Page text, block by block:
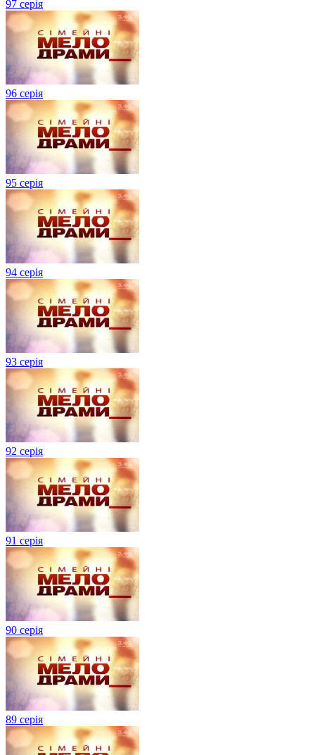
97 серія
96 серія
95 серія
94 серія
93 серія
92 серія
91 серія
90 серія
89 серія